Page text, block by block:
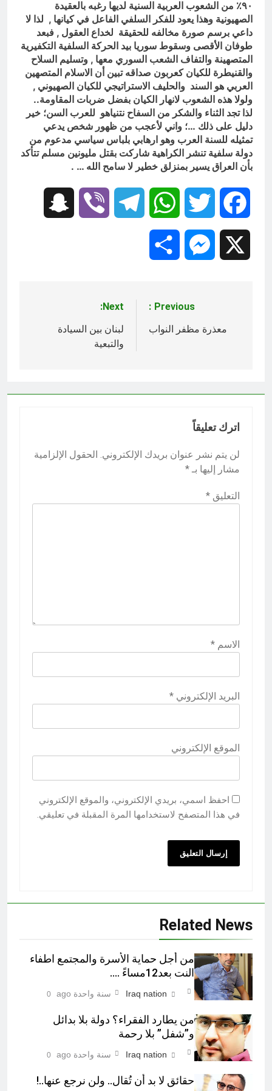
لهم الصلاة فلتقم طائفة منهم معك
وليأخذوا أٍسلحتهم)
13 ساعة Ago
مجلس عزاء حسيني (البصيرة في
القرآن الكريم وعند العباس عليه
السلام)13 ساعة Ago
٩٠٪ من الشعوب العربية السنية لديها رغبه بالعقيدة
الصهيونية وهذا يعود للفكر السلفي الفاعل في كيانها , لذا لا
داعي برسم صورة مخالفه للحقيقة لخداع العقول , فبعد
طوفان الأقصى وسقوط سوريا بيد الحركة السلفية التكفيرية
المتصهينة والتفاف الشعب السوري معها , وتسليم السلاح
والقنيطرة للكيان كعربون صداقه تبين أن الاسلام المتصهين
العربي هو السند والحليف الاستراتيجي للكيان الصهيوني ,
ولولا هذه الشعوب لانهار الكيان بفضل ضربات المقاومة..
لذا تجد الثناء والشكر من السفاح نتنياهو للعرب السن؛ خير
دليل على ذلك …؛ واني لأعجب من ظهور شخص يدعي
تمثيله للسنة العرب وهو ارهابي بلباس سياسي مدعوم من
دولة سلفية تنشر الكراهية شاركت بقتل مليونين مسلم تتأكد
بأن العراق يسير بمنزلق خطير لا سامح الله … .
Facebook
Twitter
WhatsApp
Telegram
Viber
Messenger
المقالات
Previous:
معذرة مظفر النواب
Next:
لبنان بين السيادة
والتبعية
اترك تعليقاً
لن يتم نشر عنوان بريدك الإلكتروني. الحقول الإلزامية
مشار إليها بـ *
التعليق *
الاسم *
البريد الإلكتروني *
الموقع الإلكتروني
احفظ اسمي، بريدي الإلكتروني، والموقع الإلكتروني
في هذا المتصفح لاستخدامها المرة المقبلة في تعليقي.
Related News
من أجل حماية الأسرة والمجتمع اطفاء
النت بعد12مساءً ….
Iraq nation سنة واحدة ago 0
من يطارد الفقراء؟ دولة بلا بدائل
و”شفل” بلا رحمة
Iraq nation سنة واحدة ago 0
حقائق لا بد أن تُقال.. ولن نرجع عنها..!